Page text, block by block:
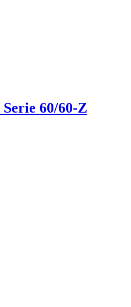
60/60-Z